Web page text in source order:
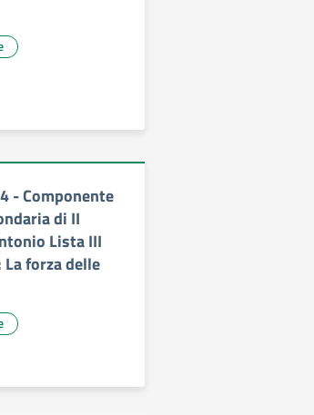
- Componente
di II
Lista III
forza delle